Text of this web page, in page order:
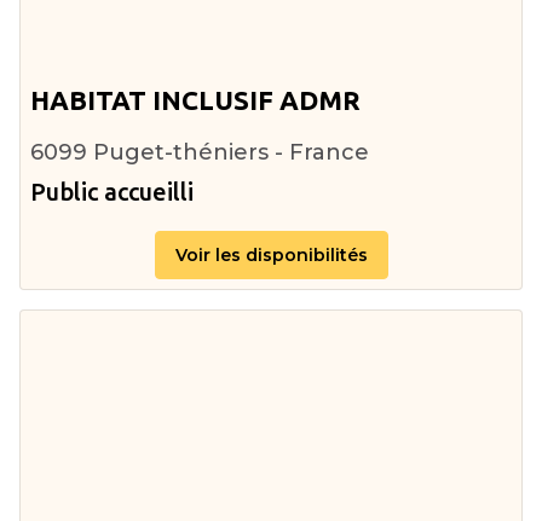
HABITAT INCLUSIF ADMR
6099 Puget-théniers - France
Public accueilli
Voir les disponibilités